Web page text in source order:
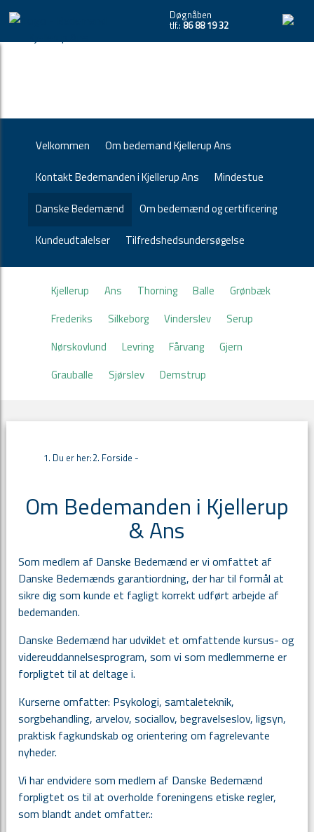
Døgnåben
tlf.:86 88 19 32
Velkommen
Om bedemand Kjellerup Ans
Kontakt Bedemanden i Kjellerup Ans
Mindestue
Danske Bedemænd
Om bedemænd og certificering
Kundeudtalelser
Tilfredshedsundersøgelse
Kjellerup Ans Thorning Balle
Grønbæk
Frederiks
Silkeborg Vinderslev
Serup
Nørskovlund
Levring Fårvang
Gjern
Grauballe
Sjørslev Demstrup
Du er her: Forside -
Om Bedemanden i Kjellerup
& Ans
Som medlem af Danske Bedemænd er vi omfattet af
Danske Bedemænds garantiordning, der har til formål at
sikre dig som kunde et fagligt korrekt udført arbejde af
bedemanden.
Danske Bedemænd har udviklet et omfattende kursus- og
videreuddannelsesprogram, som vi som medlemmerne er
forpligtet til at deltage i.
Kurserne omfatter: Psykologi, samtaleteknik,
sorgbehandling, arvelov, sociallov, begravelseslov, ligsyn,
praktisk fagkundskab og orientering om fagrelevante
nyheder.
Vi har endvidere som medlem af Danske Bedemænd
forpligtet os til at overholde foreningens etiske regler,
som blandt andet omfatter.: